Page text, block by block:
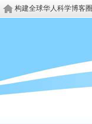
构建全球华人科学博客圈